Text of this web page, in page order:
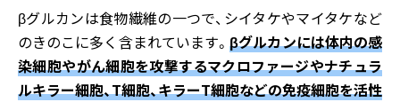
βグルカンは食物繊維の一つで、シイタケやマイタケなど
のきのこに多く含まれています。βグルカンには体内の感
染細胞やがん細胞を攻撃するマクロファージやナチュラ
ルキラー細胞、T細胞、キラーT細胞などの免疫細胞を活性